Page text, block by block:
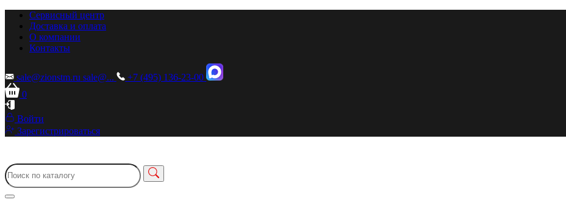
Сервисный центр
Доставка и оплата
О компании
Контакты
sale@zionstm.ru sale@...
+7 (495) 136-23-00
0
Войти
Зарегистрироваться